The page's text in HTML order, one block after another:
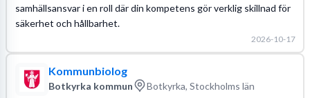
samhällsansvar i en roll där din kompetens gör verklig skillnad för
säkerhet och hållbarhet.
2026-10-17
Kommunbiolog
Botkyrka kommun Botkyrka, Stockholms län